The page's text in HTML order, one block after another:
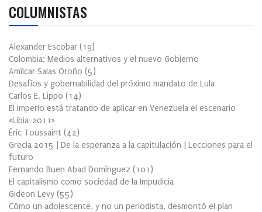
COLUMNISTAS
Alexander Escobar (19)
Colombia: Medios alternativos y el nuevo Gobierno
Amílcar Salas Oroño (5)
Desafíos y gobernabilidad del próximo mandato de Lula
Carlos E. Lippo (14)
El imperio está tratando de aplicar en Venezuela el escenario
«Libia-2011»
Éric Toussaint (42)
Grecia 2015 | De la esperanza a la capitulación | Lecciones para el
futuro
Fernando Buen Abad Domínguez (101 )
El capitalismo como sociedad de la Impudicia
Gideon Levy (55)
Cómo un adolescente, y no un periodista, desmontó el plan